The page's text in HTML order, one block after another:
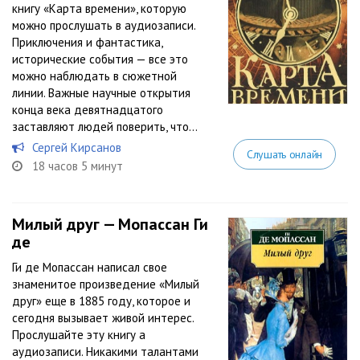
книгу «Карта времени», которую
можно прослушать в аудиозаписи.
Приключения и фантастика,
исторические события — все это
можно наблюдать в сюжетной
линии. Важные научные открытия
конца века девятнадцатого
заставляют людей поверить, что...
Сергей Кирсанов
18 часов 5 минут
Слушать онлайн
Милый друг — Мопассан Ги
де
Ги де Мопассан написал свое
знаменитое произведение «Милый
друг» еще в 1885 году, которое и
сегодня вызывает живой интерес.
Прослушайте эту книгу а
аудиозаписи. Никакими талантами